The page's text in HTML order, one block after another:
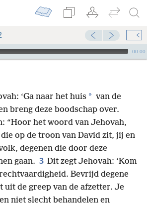
00:00
‘Ga naar het huis * van de
breng deze boodschap over.
“Hoor het woord van Jehovah,
op de troon van David zit, jij en
degenen die door deze
gaan. 3 Dit zegt Jehovah: ‘Kom
Bevrijd degene
de greep van de afzetter. Je
niet slecht behandelen en